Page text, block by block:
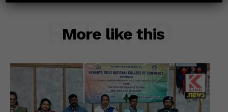
More like this
RELATED